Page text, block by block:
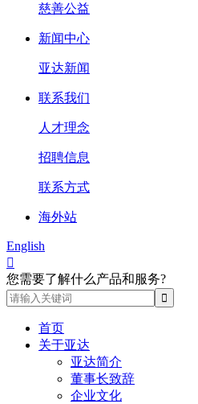
慈善公益
新闻中心
亚达新闻
联系我们
人才理念
招聘信息
联系方式
海外站
English

您需要了解什么产品和服务?
首页
关于亚达
亚达简介
董事长致辞
企业文化